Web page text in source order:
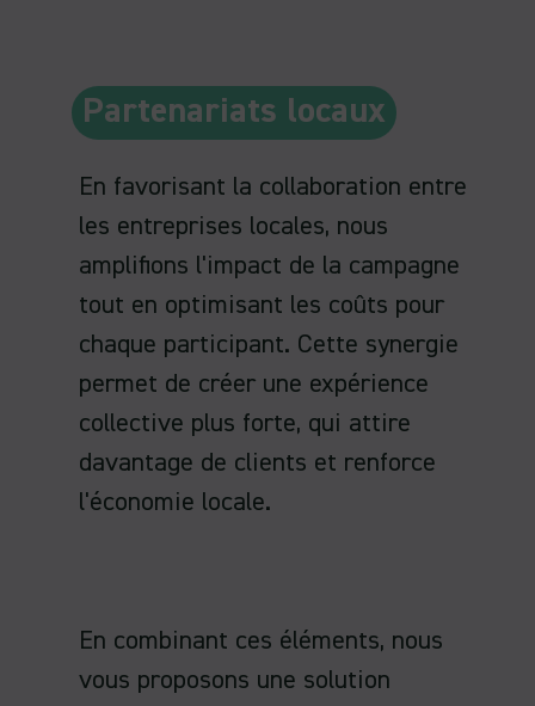
Partenariats locaux
En favorisant la collaboration entre
les entreprises locales, nous
amplifions l'impact de la campagne
tout en optimisant les coûts pour
chaque participant. Cette synergie
permet de créer une expérience
collective plus forte, qui attire
davantage de clients et renforce
l'économie locale.
En combinant ces éléments, nous
vous proposons une solution